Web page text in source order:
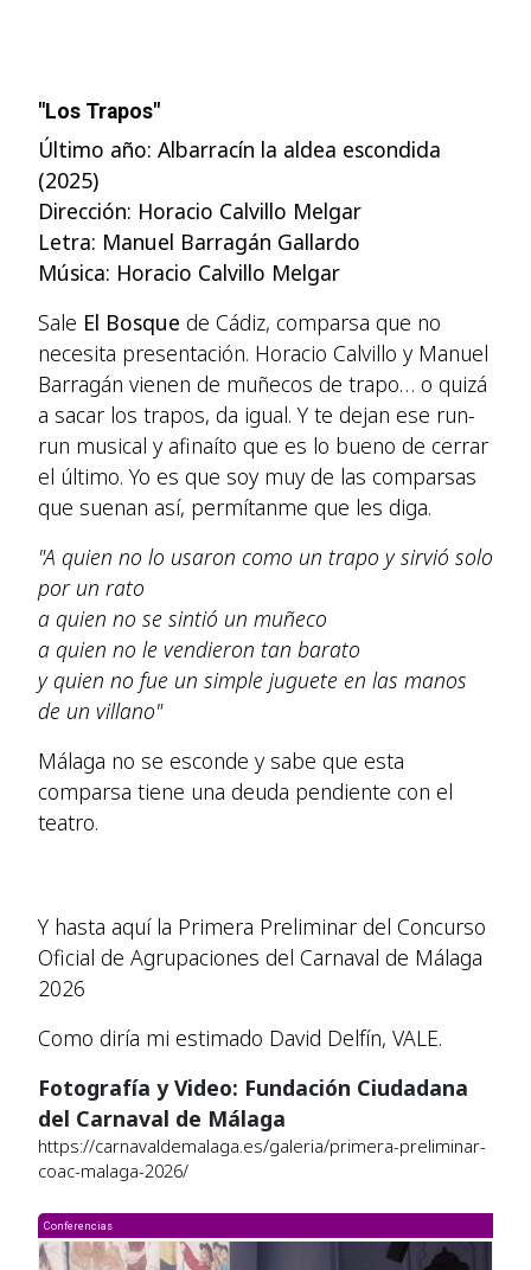
"Los Trapos"
Último año: Albarracín la aldea escondida
(2025)
Dirección: Horacio Calvillo Melgar
Letra: Manuel Barragán Gallardo
Música: Horacio Calvillo Melgar
Sale El Bosque de Cádiz, comparsa que no
necesita presentación. Horacio Calvillo y Manuel
Barragán vienen de muñecos de trapo… o quizá
a sacar los trapos, da igual. Y te dejan ese run-
run musical y afinaíto que es lo bueno de cerrar
el último. Yo es que soy muy de las comparsas
que suenan así, permítanme que les diga.
"A quien no lo usaron como un trapo y sirvió solo
por un rato
a quien no se sintió un muñeco
a quien no le vendieron tan barato
y quien no fue un simple juguete en las manos
de un villano"
Málaga no se esconde y sabe que esta
comparsa tiene una deuda pendiente con el
teatro.
Y hasta aquí la Primera Preliminar del Concurso
Oficial de Agrupaciones del Carnaval de Málaga
2026
Como diría mi estimado David Delfín, VALE.
Fotografía y Video: Fundación Ciudadana
del Carnaval de Málaga
https://carnavaldemalaga.es/galeria/primera-preliminar-
coac-malaga-2026/
Conferencias